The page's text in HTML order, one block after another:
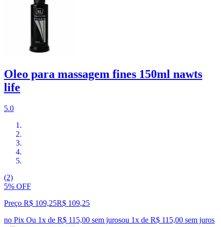
Oleo para massagem fines 150ml nawts
life
5.0
(2)
5% OFF
Preço R$ 109,25R$ 109,25
no Pix Ou 1x de R$ 115,00 sem jurosou 1x de R$ 115,00 sem juros